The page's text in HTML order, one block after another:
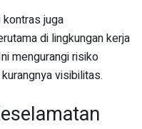
kontras juga
di lingkungan kerja
mengurangi risiko
visibilitas.